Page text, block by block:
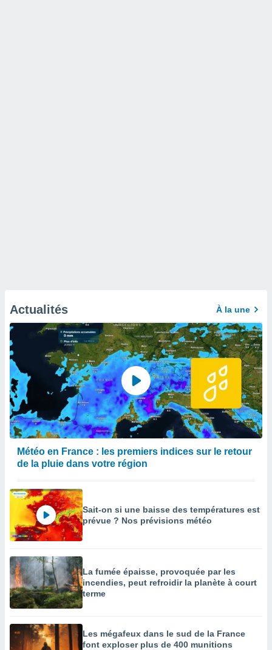
Actualités À la une
Météo en France : les premiers indices sur le retour
de la pluie dans votre région
Sait-on si une baisse des températures est
prévue ? Nos prévisions météo
La fumée épaisse, provoquée par les
incendies, peut refroidir la planète à court
terme
Les mégafeux dans le sud de la France
font exploser plus de 400 munitions